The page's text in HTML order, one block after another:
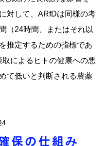
対して、ARfDは同様の考
（24時間、またはそれ以
推定するための指標であ
によるヒトの健康への悪
て低いと判断される農薬
4